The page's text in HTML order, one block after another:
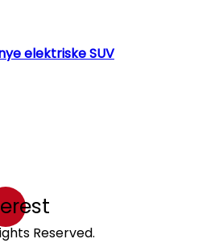
elektriske SUV
Reserved.